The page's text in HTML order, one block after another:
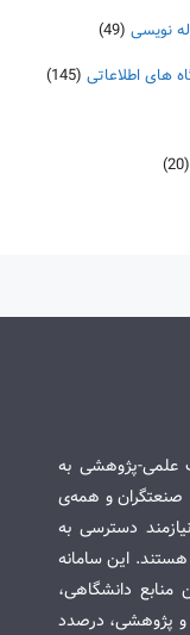
نویسی (49)
های اطلاعاتی (145)
(20)
علمی-پژوهشی به
صنعتگران و همه‌ی
دسترسی به
این سامانه
منابع دانشگاهی،
و پژوهشی، درصدد